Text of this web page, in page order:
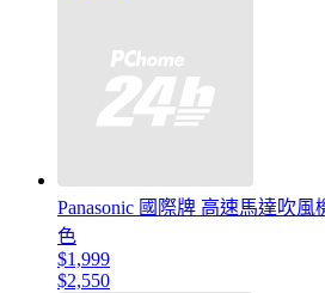
Panasonic 國際牌 高速馬達吹
色
$1,999
$2,550